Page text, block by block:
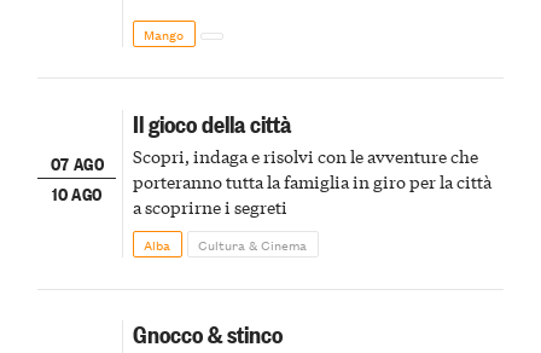
Mango
07 AGO
10 AGO
Il gioco della città
Scopri, indaga e risolvi con le avventure che
porteranno tutta la famiglia in giro per la città
a scoprirne i segreti
Alba Cultura & Cinema
Gnocco & stinco